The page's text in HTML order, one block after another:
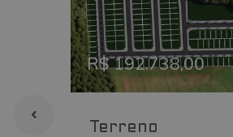
R$ 192.738,00
Terreno